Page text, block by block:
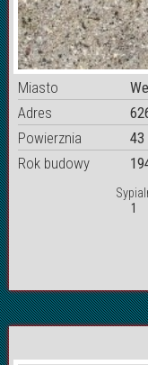
Miasto
Adres
Powierznia
43
Rok budowy
1